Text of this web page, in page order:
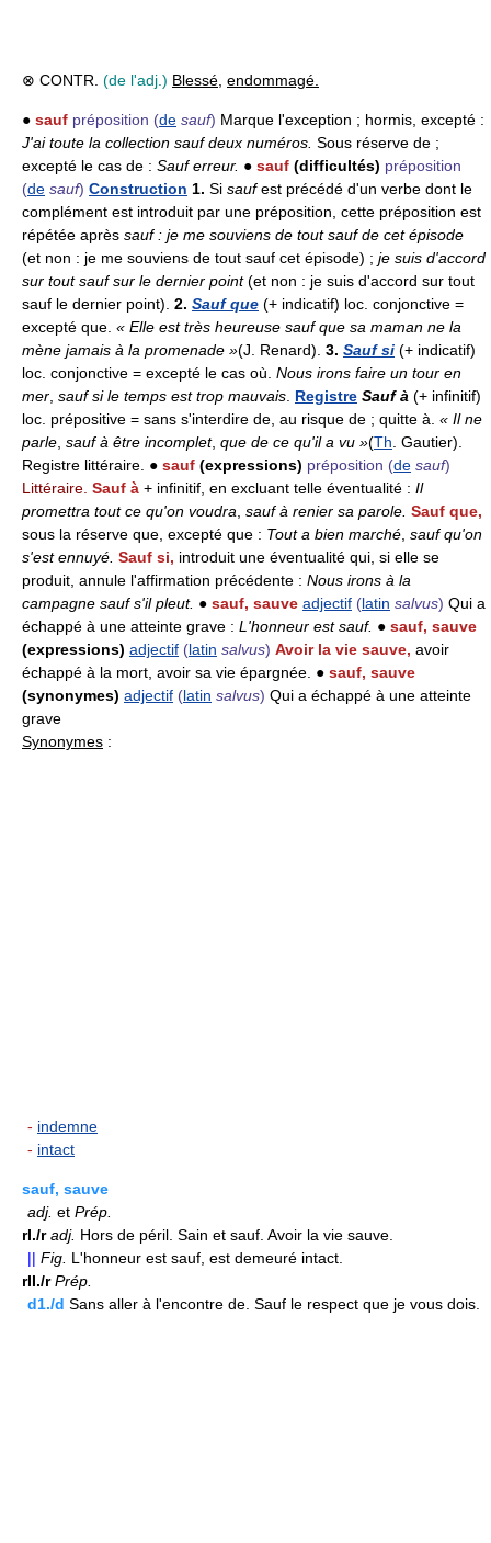
⊗ CONTR. (de l'adj.) Blessé, endommagé.
● sauf préposition (de sauf) Marque l'exception ; hormis, excepté :
J'ai toute la collection sauf deux numéros. Sous réserve de ;
excepté le cas de : Sauf erreur. ● sauf (difficultés) préposition
(de sauf) Construction 1. Si saufest précédé d'un verbe dont le
complément est introduit par une préposition, cette préposition est
répétée après sauf : je me souviens de tout sauf de cet épisode
(et non : je me souviens de tout sauf cet épisode) ; je suis d'accord
sur tout sauf sur le dernier point(et non : je suis d'accord sur tout
sauf le dernier point). 2. Sauf que (+ indicatif) loc. conjonctive =
excepté que. « Elle est très heureuse sauf que sa maman ne la
mène jamais à la promenade »(J. Renard). 3. Sauf si (+ indicatif)
loc. conjonctive = excepté le cas où. Nous irons faire un tour en
mer, sauf si le temps est trop mauvais. Registre Sauf à (+ infinitif)
loc. prépositive = sans s'interdire de, au risque de ; quitte à. « Il ne
parle, sauf à être incomplet, que de ce qu'il a vu »(Th. Gautier).
Registre littéraire. ● sauf (expressions) préposition (de sauf)
Littéraire. Sauf à + infinitif, en excluant telle éventualité : Il
promettra tout ce qu'on voudra, sauf à renier sa parole. Sauf que,
sous la réserve que, excepté que : Tout a bien marché, sauf qu'on
s'est ennuyé. Sauf si, introduit une éventualité qui, si elle se
produit, annule l'affirmation précédente : Nous irons à la
campagne sauf s'il pleut. ● sauf, sauve adjectif (latin salvus) Qui a
échappé à une atteinte grave : L'honneur est sauf. ● sauf, sauve
(expressions) adjectif (latin salvus) Avoir la vie sauve, avoir
échappé à la mort, avoir sa vie épargnée. ● sauf, sauve
(synonymes) adjectif (latin salvus) Qui a échappé à une atteinte
grave
Synonymes :
- indemne
- intact
sauf, sauve
adj. et Prép.
rI./r adj. Hors de péril. Sain et sauf. Avoir la vie sauve.
|| Fig. L'honneur est sauf, est demeuré intact.
rII./r Prép.
d1./d Sans aller à l'encontre de. Sauf le respect que je vous dois.